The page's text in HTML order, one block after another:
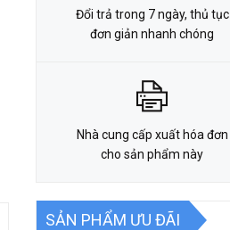
Đổi trả trong 7 ngày, thủ tục
đơn giản nhanh chóng
Nhà cung cấp xuất hóa đơn
cho sản phẩm này
SẢN PHẨM ƯU ĐÃI